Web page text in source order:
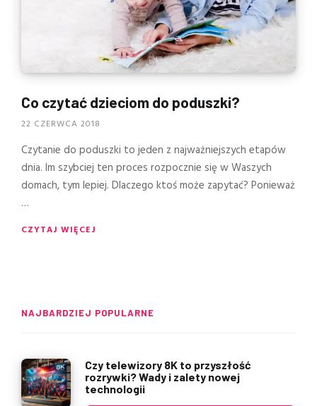
Co czytać dzieciom do poduszki?
22 CZERWCA 2018
Czytanie do poduszki to jeden z najważniejszych etapów
dnia. Im szybciej ten proces rozpocznie się w Waszych
domach, tym lepiej. Dlaczego ktoś może zapytać? Ponieważ
…
CZYTAJ WIĘCEJ
NAJBARDZIEJ POPULARNE
Czy telewizory 8K to przyszłość
rozrywki? Wady i zalety nowej
technologii